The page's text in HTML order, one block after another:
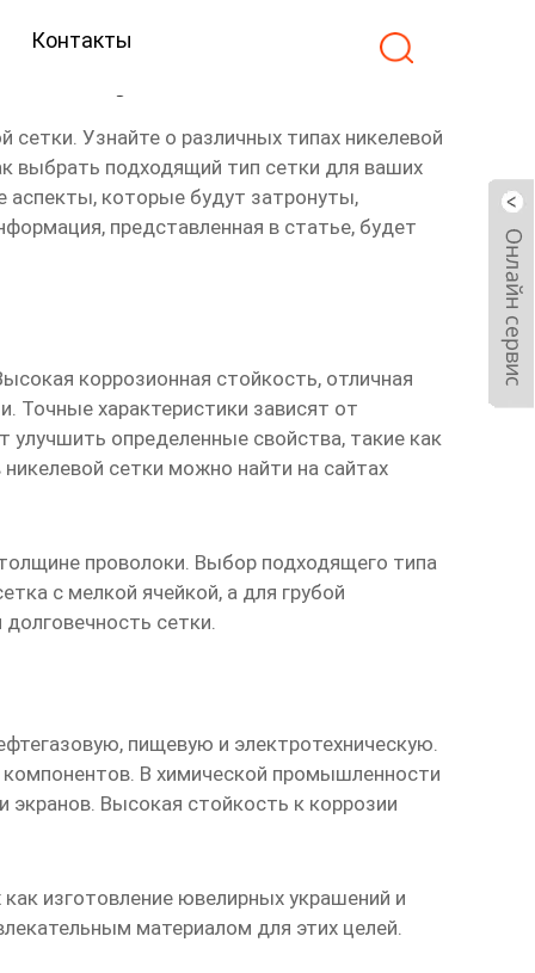
Контакты
сетки. Узнайте о различных типах никелевой
выбрать подходящий тип сетки для ваших
аспекты, которые будут затронуты,
представленная в статье, будет
коррозионная стойкость, отличная
Точные характеристики зависят от
улучшить определенные свойства, такие как
никелевой сетки можно найти на сайтах
проволоки. Выбор подходящего типа
с мелкой ячейкой, а для грубой
сетки.
пищевую и электротехническую.
компонентов. В химической промышленности
экранов. Высокая стойкость к коррозии
изготовление ювелирных украшений и
материалом для этих целей.